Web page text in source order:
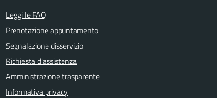
Leggi le FAQ
Prenotazione appuntamento
Segnalazione disservizio
Richiesta d'assistenza
Amministrazione trasparente
Informativa privacy